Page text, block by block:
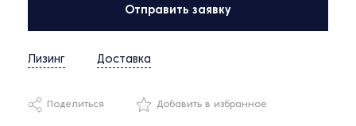
Отправить заявку
Лизинг Доставка
Поделиться Добавить в избранное